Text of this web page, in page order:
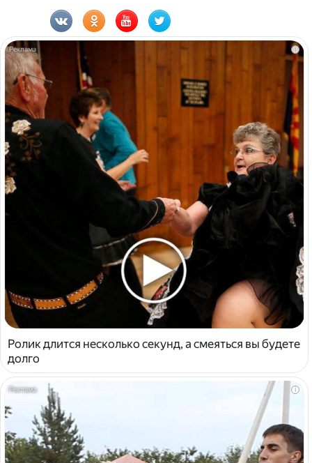
i
Ролик длится несколько секунд, а смеяться вы будете
долго
i